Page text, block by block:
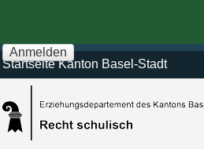
Startseite Kanton Basel-Stadt
Anmelden
|
Direkt
zur
Navigation